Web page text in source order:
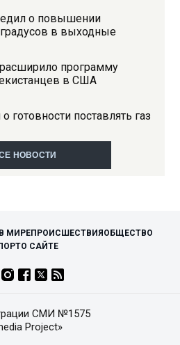
о повышении
в выходные
программу
в США
готовности поставлять газ
НОВОСТИ
В МИРЕПРОИСШЕСТВИЯ ОБЩЕСТВО
О САЙТЕ
СМИ №1575
Project»